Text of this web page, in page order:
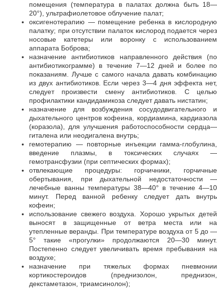
помещения (температура в палатах должна быть 18—
20°), ультрафиолетовое облучение палат;
оксигенотерапию — помещение ребенка в кислородную
палатку; при отсутствии палаток кислород подается через
носовые катетеры или воронку с использованием
аппарата Боброва;
назначение антибиотиков направленного действия (по
антибиотикограмме) в течение 7—12 дней и более по
показаниям. Лучше с самого начала давать комбинацию
из двух антибиотиков. Если через 3—4 дня эффекта нет,
следует произвести смену антибиотиков. С целью
профилактики кандидамикоза следует давать нистатин;
назначение для возбуждения сосудодвигательного и
дыхательного центров кофеина, кордиамина, кардиазола
(коразола), для улучшения работоспособности сердца—
гиталена или неодигалена внутрь;
гемотерапию — повторные инъекции гамма-глобулина,
введение плазмы, в токсических случаях —
гемотрансфузии (при септических формах);
отвлекающие процедуры: горчичники, горчичные
обертывания, при дыхательной недостаточности —
лечебные ванны температуры 38—40° в течение 4—10
минут. Перед ванной ребенку следует дать внутрь
кофеин;
использование свежего воздуха. Хорошо укрытых детей
выносят в защищенные от ветра места или на
утепленные веранды. При температуре воздуха от 5 до —
5° такие «прогулки» продолжаются 20—30 минут.
Постепенно следует увеличивать время пребывания на
воздухе;
назначение при тяжелых формах пневмонии
кортикостероидов (преднизолон, преднизон,
декстаметазон, триамсинолон);